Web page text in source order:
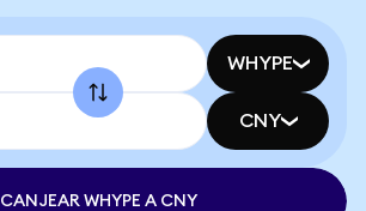
WHYPE
CNY
CANJEAR WHYPE A CNY